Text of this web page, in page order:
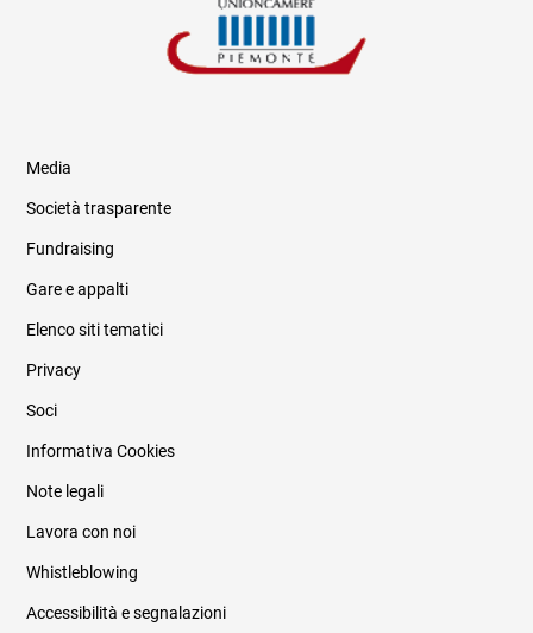
Informazioni legali e trasparenza
Media
Società trasparente
Fundraising
Gare e appalti
Elenco siti tematici
Privacy
Soci
Informativa Cookies
Note legali
Lavora con noi
Whistleblowing
Accessibilità e segnalazioni